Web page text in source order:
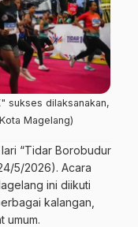
sukses dilaksanakan,
Magelang)
“Tidar Borobudur
5/2026). Acara
ini diikuti
kalangan,
umum.